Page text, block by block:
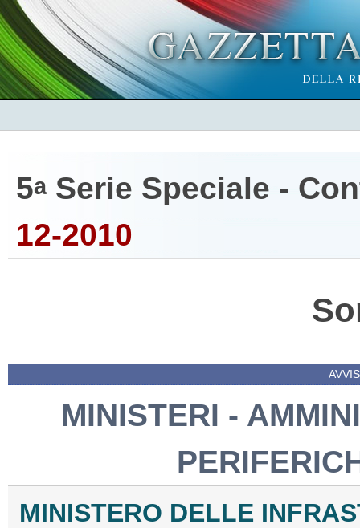
5aSerie Speciale -
12-2010
MINISTERI -
MINISTERO DELLE